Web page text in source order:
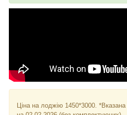
Ціна на лоджію 1450*3000. *Вказана